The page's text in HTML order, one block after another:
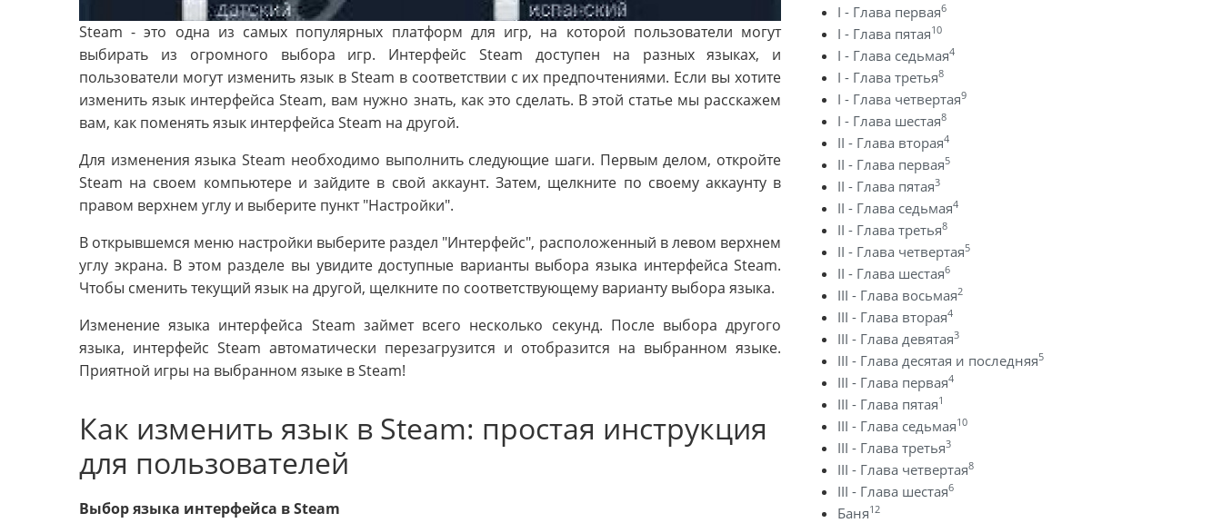
Steam - это одна из самых популярных платформ для игр, на которой пользователи могут
выбирать из огромного выбора игр. Интерфейс Steam доступен на разных языках, и
пользователи могут изменить язык в Steam в соответствии с их предпочтениями. Если вы хотите
изменить язык интерфейса Steam, вам нужно знать, как это сделать. В этой статье мы расскажем
вам, как поменять язык интерфейса Steam на другой.
Для изменения языка Steam необходимо выполнить следующие шаги. Первым делом, откройте
Steam на своем компьютере и зайдите в свой аккаунт. Затем, щелкните по своему аккаунту в
правом верхнем углу и выберите пункт "Настройки".
В открывшемся меню настройки выберите раздел "Интерфейс", расположенный в левом верхнем
углу экрана. В этом разделе вы увидите доступные варианты выбора языка интерфейса Steam.
Чтобы сменить текущий язык на другой, щелкните по соответствующему варианту выбора языка.
Изменение языка интерфейса Steam займет всего несколько секунд. После выбора другого
языка, интерфейс Steam автоматически перезагрузится и отобразится на выбранном языке.
Приятной игры на выбранном языке в Steam!
Как изменить язык в Steam: простая инструкция
для пользователей
Выбор языка интерфейса в Steam
I - Глава первая6
I - Глава пятая10
I - Глава седьмая4
I - Глава третья8
I - Глава четвертая9
I - Глава шестая8
II - Глава вторая4
II - Глава первая5
II - Глава пятая3
II - Глава седьмая4
II - Глава третья8
II - Глава четвертая5
II - Глава шестая6
III - Глава восьмая2
III - Глава вторая4
III - Глава девятая3
III - Глава десятая и последняя5
III - Глава первая4
III - Глава пятая1
III - Глава седьмая10
III - Глава третья3
III - Глава четвертая8
III - Глава шестая6
Баня12